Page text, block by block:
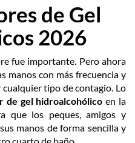
de Gel
2026
fue importante. Pero ahora
manos con más frecuencia y
tipo de contagio. Lo
de gel hidroalcohólico en la
que los peques, amigos y
manos de forma sencilla y